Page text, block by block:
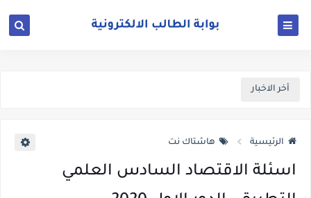
أخر الاخبار
الرئيسية هاشتاك نت
اسئلة الاقتصاد السادس العلمي